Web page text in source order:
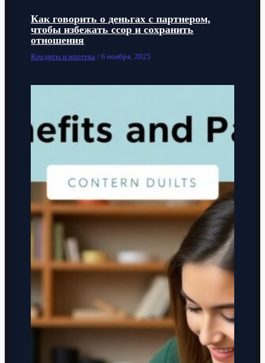
Как говорить о деньгах с партнером,
чтобы избежать ссор и сохранить
отношения
Кредиты и ипотека /6 ноября, 2025